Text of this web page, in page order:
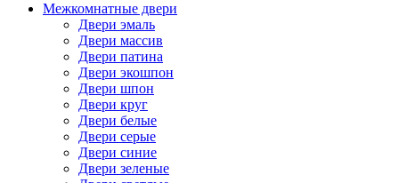
Межкомнатные двери
Двери эмаль
Двери массив
Двери патина
Двери экошпон
Двери шпон
Двери круг
Двери белые
Двери серые
Двери синие
Двери зеленые